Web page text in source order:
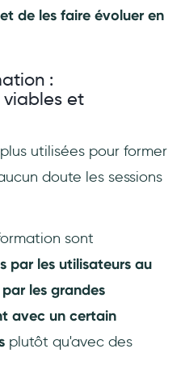
de les faire évoluer en
:
viables et
utilisées pour former
doute les sessions
sont
par les utilisateurs au
les grandes
avec un certain
plutôt qu'avec des